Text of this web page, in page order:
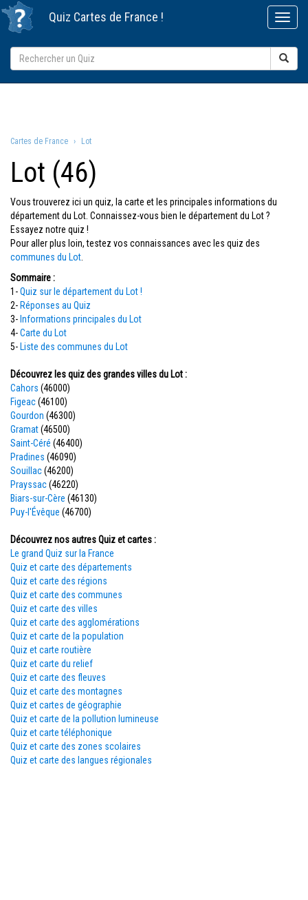
Quiz Cartes de France !
Cartes de France Lot
Lot (46)
Vous trouverez ici un quiz, la carte et les principales informations du
département du Lot. Connaissez-vous bien le département du Lot ?
Essayez notre quiz !
Pour aller plus loin, testez vos connaissances avec les quiz des
communes du Lot
Sommaire :
1-Quiz sur le département du Lot !
2- Réponses au Quiz
3- Informations principales du Lot
4-Carte du Lot
5- Liste des communes du Lot
Découvrez les quiz des grandes villes du Lot :
Cahors (46000)
Figeac(46100)
Gourdon (46300)
Gramat(46500)
Saint-Céré (46400)
Pradines (46090)
Souillac(46200)
Prayssac(46220)
Biars-sur-Cère (46130)
Puy-l'Évêque (46700)
Découvrez nos autres Quiz et cartes :
Le grand Quiz sur la France
Quiz et carte des départements
Quiz et carte des régions
Quiz et carte des communes
Quiz et carte des villes
Quiz et carte des agglomérations
Quiz et carte de la population
Quiz et carte routière
Quiz et carte du relief
Quiz et carte des fleuves
Quiz et carte des montagnes
Quiz et cartes de géographie
Quiz et carte de la pollution lumineuse
Quiz et carte téléphonique
Quiz et carte des zones scolaires
Quiz et carte des langues régionales